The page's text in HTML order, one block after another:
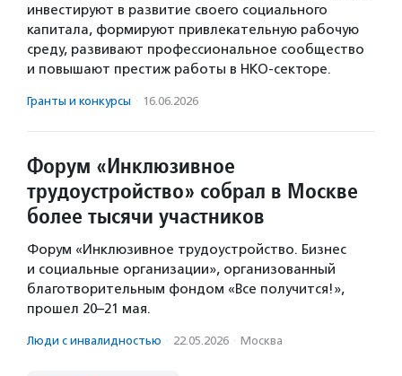
инвестируют в развитие своего социального
капитала, формируют привлекательную рабочую
среду, развивают профессиональное сообщество
и повышают престиж работы в НКО-секторе.
Гранты и конкурсы · 16.06.2026
Форум «Инклюзивное
трудоустройство» собрал в Москве
более тысячи участников
Форум «Инклюзивное трудоустройство. Бизнес
и социальные организации», организованный
благотворительным фондом «Все получится!»,
прошел 20–21 мая.
Люди с инвалидностью · 22.05.2026 · Москва